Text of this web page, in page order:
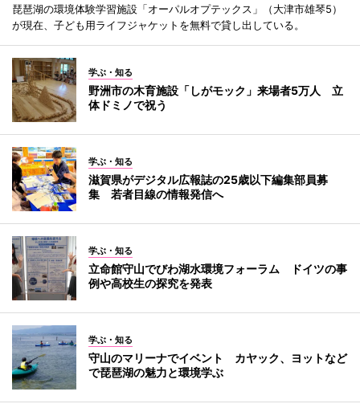
琵琶湖の環境体験学習施設「オーパルオプテックス」（大津市雄琴5）
が現在、子ども用ライフジャケットを無料で貸し出している。
学ぶ・知る
野洲市の木育施設「しがモック」来場者5万人 立
体ドミノで祝う
学ぶ・知る
滋賀県がデジタル広報誌の25歳以下編集部員募
集 若者目線の情報発信へ
学ぶ・知る
立命館守山でびわ湖水環境フォーラム ドイツの事
例や高校生の探究を発表
学ぶ・知る
守山のマリーナでイベント カヤック、ヨットなど
で琵琶湖の魅力と環境学ぶ